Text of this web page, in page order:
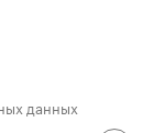
данных